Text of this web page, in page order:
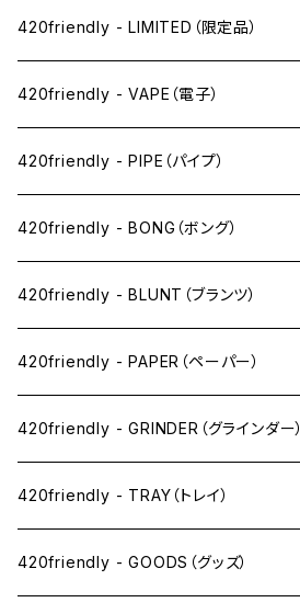
420friendly - LIMITED（限定品）
420friendly - VAPE（電子）
ペン下
ニコパフ系
ドライ系
ワックス系
420friendly - PIPE（パイプ）
420friendly - BONG（ボング）
420friendly - BLUNT（ブランツ）
420friendly - PAPER（ペーパー）
SW(シングルワイド）サイズ
1 1/4サイズ
キングサイズスリム
420friendly - GRINDER（グラインダー）
420friendly - TRAY（トレイ）
420friendly - GOODS（グッズ）